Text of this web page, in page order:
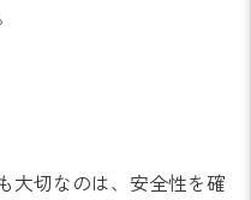
大切なのは、安全性を確